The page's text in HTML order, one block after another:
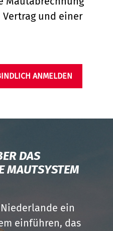
Vertrag und einer
ANMELDEN
DAS
MAUTSYSTEM
ein
einführen, das